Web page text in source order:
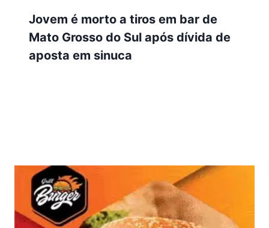
Jovem é morto a tiros em bar de
Mato Grosso do Sul após dívida de
aposta em sinuca